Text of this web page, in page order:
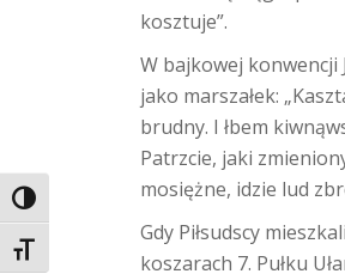
TOGGLE HIGH CONTRAST
TOGGLE FONT SIZE
kosztuje”.
W bajkowej konwencji
jako marszałek:
brudny. I łbem
Patrzcie, jaki
mosiężne, idzie lud
Gdy Piłsudscy
koszarach 7. Pułku